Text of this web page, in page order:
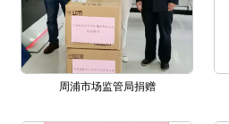
周浦市场监管局捐赠